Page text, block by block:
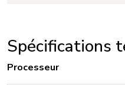
Spécifications
Processeur